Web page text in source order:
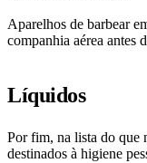
Aparelhos de barbear
companhia aérea antes
Líquidos
Por fim, na lista do que
destinados à higiene